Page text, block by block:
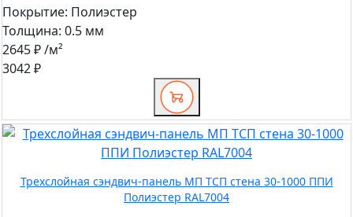
Покрытие: Полиэстер
Толщина: 0.5 мм
2645 ₽/м²
3042 ₽
Трехслойная сэндвич-панель МП ТСП стена 30-1000 ППИ
Полиэстер RAL7004